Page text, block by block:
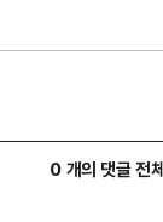
0 개의 댓글 전